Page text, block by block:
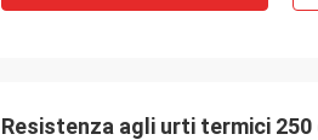
Resistenza agli urti termici